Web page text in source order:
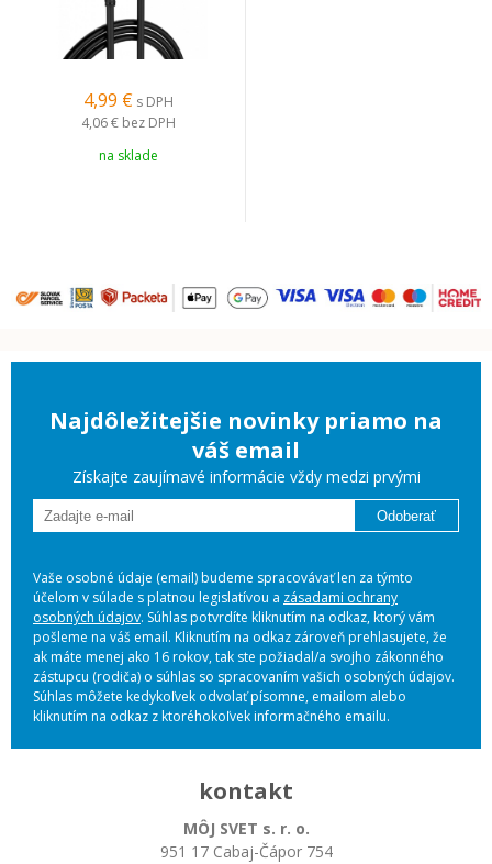
4,99 € s DPH
4,06 € bez DPH
na sklade
Najdôležitejšie novinky priamo na
váš email
Získajte zaujímavé informácie vždy medzi prvými
Odoberať
Vaše osobné údaje (email) budeme spracovávať len za týmto
účelom v súlade s platnou legislatívou a zásadami ochrany
osobných údajov. Súhlas potvrdíte kliknutím na odkaz, ktorý vám
pošleme na váš email. Kliknutím na odkaz zároveň prehlasujete, že
ak máte menej ako 16 rokov, tak ste požiadal/a svojho zákonného
zástupcu (rodiča) o súhlas so spracovaním vašich osobných údajov.
Súhlas môžete kedykoľvek odvolať písomne, emailom alebo
kliknutím na odkaz z ktoréhokoľvek informačného emailu.
kontakt
MÔJ SVET s. r. o.
951 17 Cabaj-Čápor 754